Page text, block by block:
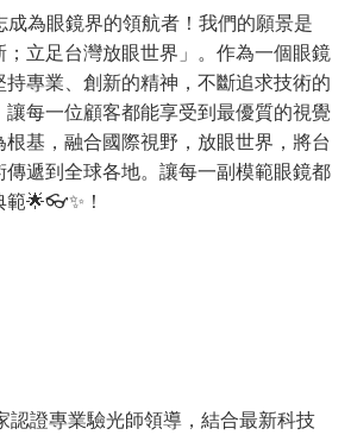
為眼鏡界的領航者！我們的願景是
；立足台灣放眼世界」。作為一個眼鏡
專業、創新的精神，不斷追求技術的
讓每一位顧客都能享受到最優質的視覺
基，融合國際視野，放眼世界，將台
遞到全球各地。讓每一副模範眼鏡都
🌟👓✨！
認證專業驗光師領導，結合最新科技